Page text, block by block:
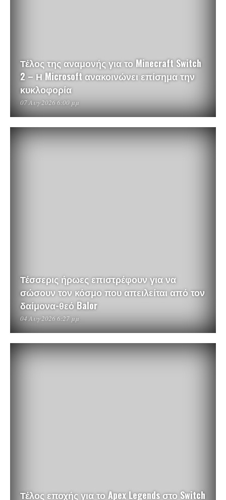
Τέλος της αναμονής για το Minecraft Switch
2 – Η Microsoft ανακοινώνει επίσημα την
κυκλοφορία
07 Αυγ 2026 6:00 μμ
Τέσσερις ήρωες επιστρέφουν για να
σώσουν τον κόσμο που απειλείται από τον
δαίμονα-θεό Balor
04 Αυγ 2026 6:27 μμ
Τέλος εποχής για το Apex Legends στο Switch